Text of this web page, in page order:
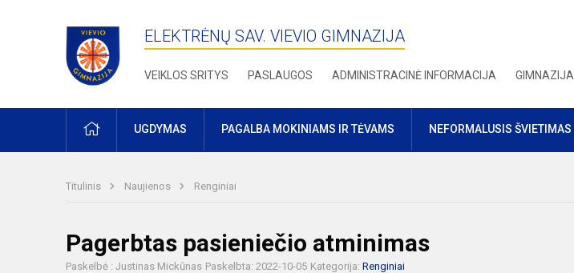
ELEKTRĖNŲ SAV. VIEVIO GIMNAZIJA
VEIKLOS SRITYS PASLAUGOS ADMINISTRACINĖ INFORMACIJA GIMNAZIJA
PRADŽIAUGDYMAS PAGALBA MOKINIAMS IR TĖVAMS NEFORMALUSIS ŠVIETIMAS
Titulinis Naujienos Renginiai
Pagerbtas pasieniečio atminimas
Paskelbė : Justinas Mickūnas Paskelbta: 2022-10-05 Kategorija: Renginiai